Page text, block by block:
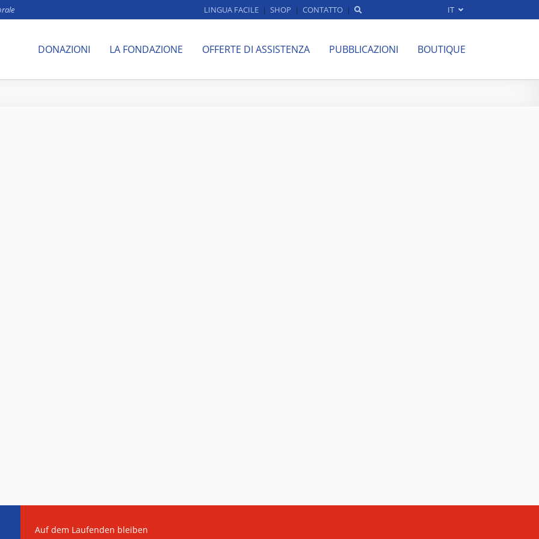
LINGUA FACILE SHOP CONTATTO IT
DONAZIONI LA FONDAZIONE OFFERTE DI ASSISTENZA PUBBLICAZIONI BOUTIQUE
Auf dem Laufenden bleiben